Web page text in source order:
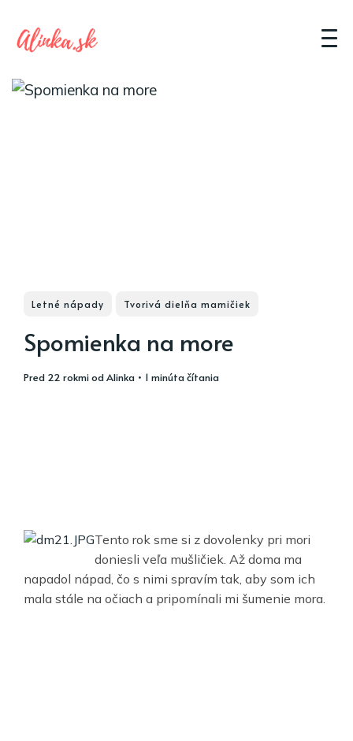
Letné nápady Tvorivá dielňa mamičiek
Spomienka na more
pred 22 rokmiodAlinka • 1 minúta čítania
Tento rok sme si z dovolenky pri mori
doniesli veľa mušličiek. Až doma ma
napadol nápad, čo s nimi spravím tak, aby som ich
mala stále na očiach a pripomínali mi šumenie mora.